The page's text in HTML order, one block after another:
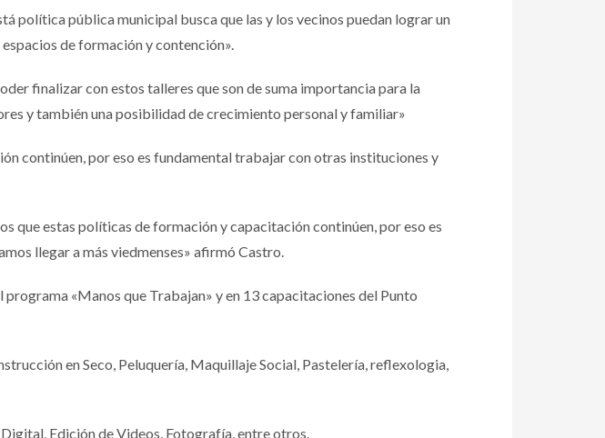
política pública municipal busca que las y los vecinos puedan lograr un
de formación y contención».
finalizar con estos talleres que son de suma importancia para la
y también una posibilidad de crecimiento personal y familiar»
continúen, por eso es fundamental trabajar con otras instituciones y
que estas políticas de formación y capacitación continúen, por eso es
llegar a más viedmenses» afirmó Castro.
«Manos que Trabajan» y en 13 capacitaciones del Punto
en Seco, Peluquería, Maquillaje Social, Pastelería, reflexologia,
Edición de Videos, Fotografía, entre otros.